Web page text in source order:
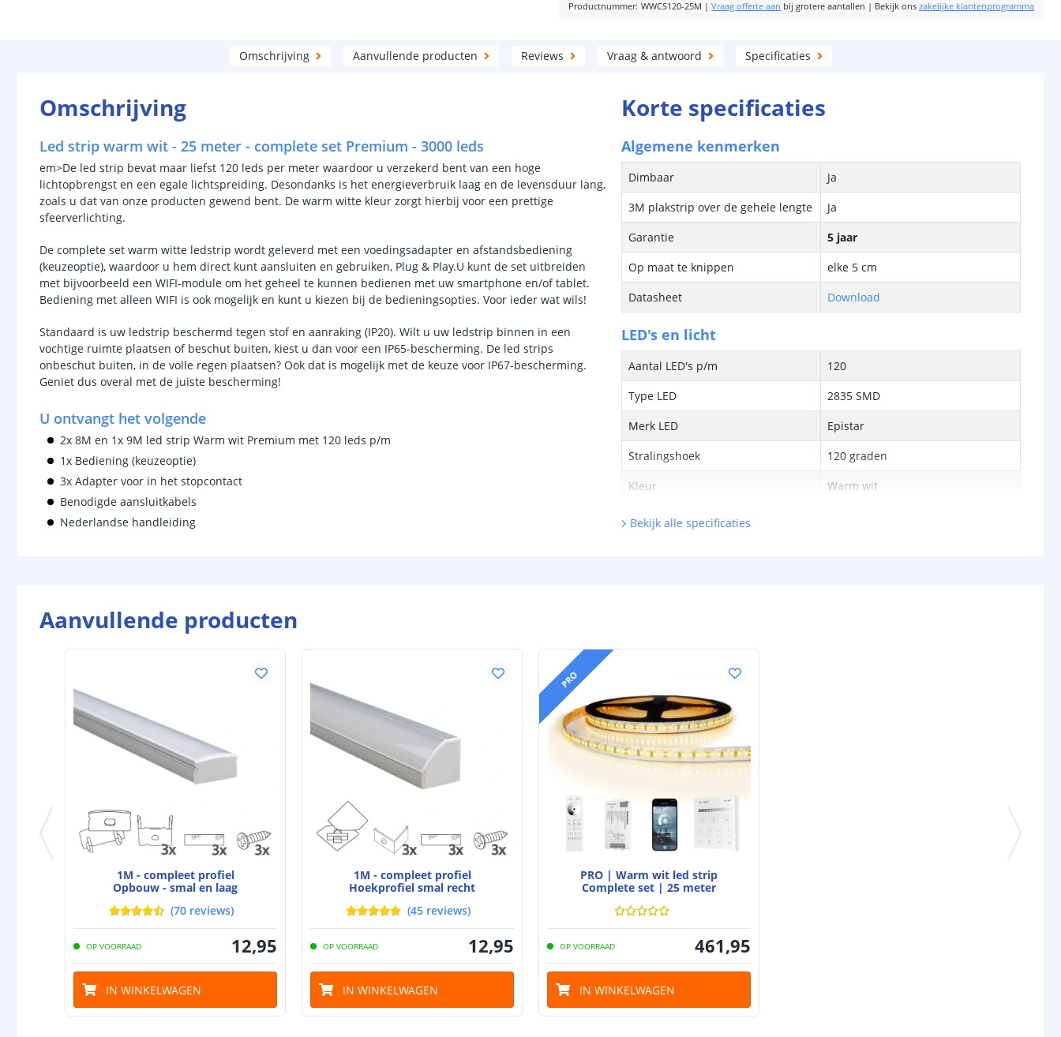
Productnummer: WWCS120-25M |Vraag offerte aan bij grotere aantallen | Bekijk ons zakelijke klantenprogramma
Omschrijving Aanvullende producten Reviews Vraag & antwoord Specificaties
Omschrijving
Led strip warm wit - 25 meter - complete set Premium - 3000 leds
em>De led strip bevat maar liefst 120 leds per meter waardoor u verzekerd bent van een hoge
lichtopbrengst en een egale lichtspreiding. Desondanks is het energieverbruik laag en de levensduur lang,
zoals u dat van onze producten gewend bent. De warm witte kleur zorgt hierbij voor een prettige
sfeerverlichting.
De complete set warm witte ledstrip wordt geleverd met een voedingsadapter en afstandsbediening
(keuzeoptie), waardoor u hem direct kunt aansluiten en gebruiken, Plug & Play.U kunt de set uitbreiden
met bijvoorbeeld een WIFI-module om het geheel te kunnen bedienen met uw smartphone en/of tablet.
Bediening met alleen WIFI is ook mogelijk en kunt u kiezen bij de bedieningsopties. Voor ieder wat wils!
Standaard is uw ledstrip beschermd tegen stof en aanraking (IP20). Wilt u uw ledstrip binnen in een
vochtige ruimte plaatsen of beschut buiten, kiest u dan voor een IP65-bescherming. De led strips
onbeschut buiten, in de volle regen plaatsen? Ook dat is mogelijk met de keuze voor IP67-bescherming.
Geniet dus overal met de juiste bescherming!
U ontvangt het volgende
2x 8M en 1x 9M led strip Warm wit Premium met 120 leds p/m
1x Bediening (keuzeoptie)
3x Adapter voor in het stopcontact
Benodigde aansluitkabels
Nederlandse handleiding
Korte specificaties
Algemene kenmerken
Dimbaar
Ja
3M plakstrip over de gehele lengte
Ja
Garantie
5 jaar
Op maat te knippen
elke 5 cm
Datasheet
Download
LED's en licht
Aantal LED's p/m
120
Type LED
2835 SMD
Merk LED
Epistar
Stralingshoek
120 graden
Kleur
Warm wit
Kleurtemperatuur (Kelvin)
Watt - vermogen p/m
Lumen per Watt
Watt per LED
Voltage (DC)
Strip eigenschappen
Bescherming
bescherming (IP65/67)
Achtergrondkleur strip (PCB)
Bekijk alle specificaties
Aanvullende producten
1M - compleet profiel
Opbouw - smal en laag
(70 reviews)
OP VOORRAAD 12,95
IN WINKELWAGEN
1M - compleet profiel
Hoekprofiel smal recht
(45 reviews)
OP VOORRAAD 12,95
IN WINKELWAGEN
PRO
PRO | Warm wit led strip
Complete set | 25 meter
OP VOORRAAD 461,95
IN WINKELWAGEN